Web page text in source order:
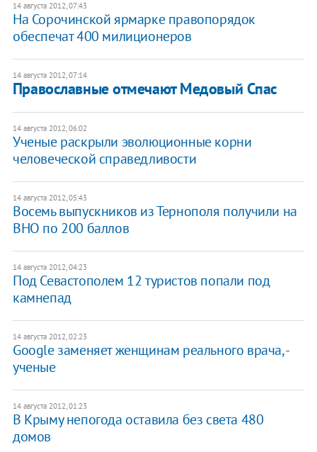
14 августа 2012, 07:43
На Сорочинской ярмарке правопорядок
обеспечат 400 милиционеров
14 августа 2012, 07:14
Православные отмечают Медовый Спас
14 августа 2012, 06:02
Ученые раскрыли эволюционные корни
человеческой справедливости
14 августа 2012, 05:43
Восемь выпускников из Тернополя получили на
ВНО по 200 баллов
14 августа 2012, 04:23
Под Севастополем 12 туристов попали под
камнепад
14 августа 2012, 02:23
Google заменяет женщинам реального врача, -
ученые
14 августа 2012, 01:23
В Крыму непогода оставила без света 480
домов